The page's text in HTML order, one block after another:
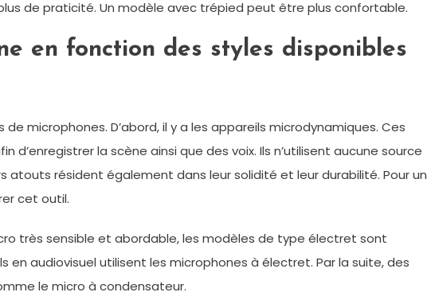
de praticité. Un modèle avec trépied peut être plus confortable.
en fonction des styles disponibles
microphones. D’abord, il y a les appareils microdynamiques. Ces
d’enregistrer la scène ainsi que des voix. Ils n’utilisent aucune source
atouts résident également dans leur solidité et leur durabilité. Pour un
cet outil.
très sensible et abordable, les modèles de type électret sont
en audiovisuel utilisent les microphones à électret. Par la suite, des
le micro à condensateur.